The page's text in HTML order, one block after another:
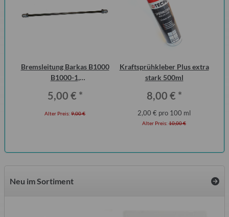
Bremsleitung Barkas B1000
B1000-1,
5,00 € *
Alter Preis: 9,00 €
Kraftsprühkleber Plus extra
stark 500ml
8,00 € *
2,00 € pro 100 ml
Alter Preis: 10,00 €
Neu im Sortiment